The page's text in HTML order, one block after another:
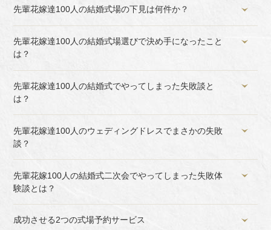
先輩花嫁達100人の結婚式場の下見は何件か？
先輩花嫁達100人の結婚式場選びで決め手になったこと
は？
先輩花嫁達100人の結婚式でやってしまった失敗談と
は？
先輩花嫁達100人のウェディングドレスでまさかの失敗
談？
先輩花嫁100人の結婚式二次会でやってしまった失敗体
験談とは？
成功させる2つの式場予約サービス